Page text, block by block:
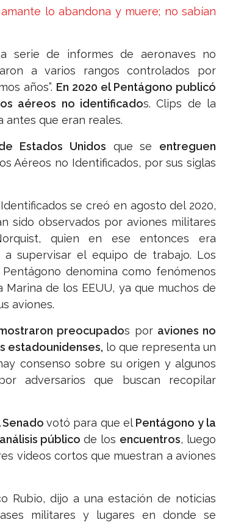
lo abandona y muere; no sabían
serie de informes de aeronaves no
a varios rangos controlados por
años”. En 2020 el Pentágono publicó
aéreos no identificados. Clips de la
antes que eran reales.
Estados Unidos que se entreguen
Aéreos no Identificados, por sus siglas
se creó en agosto del 2020,
sido observados por aviones militares
quien en ese entonces era
a supervisar el equipo de trabajo. Los
denomina como fenómenos
de los EEUU, ya que muchos de
aviones.
preocupados por aviones no
estadounidenses, lo que representa un
consenso sobre su origen y algunos
adversarios que buscan recopilar
Senadovotó para que elPentágono y la
análisis públicode los encuentros, luego
videos cortos que muestran a aviones
Rubio, dijo a una estación de noticias
militares y lugares en donde se